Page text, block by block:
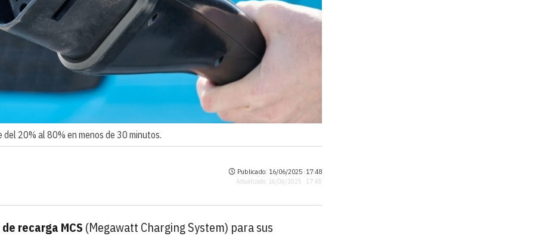
20% al 80% en menos de 30 minutos.
Publicado: 16/06/2025 ·17:48
Actualizado: 16/06/2025 · 17:48
recarga MCS (Megawatt Charging System) para sus